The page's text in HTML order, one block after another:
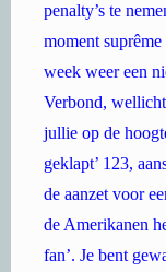
penalty’s te
moment
week weer een
Verbond,
jullie op de
geklapt’ 123,
de aanzet voor
de Amerikanen
fan’. Je bent